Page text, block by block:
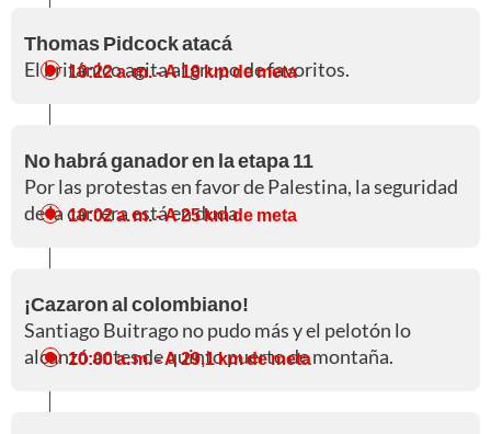
Thomas Pidcock atacá
El británico agita al grupo de favoritos.
10:22 a. m.- A 10 km de meta
No habrá ganador en la etapa 11
Por las protestas en favor de Palestina, la seguridad
de la carrera está en duda.
10:02 a. m.- A 25 km de meta
¡Cazaron al colombiano!
Santiago Buitrago no pudo más y el pelotón lo
alcanzó antes de quinto puerto de montaña.
10:00 a. m.- A 29,1 km de meta